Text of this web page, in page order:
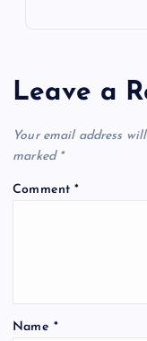
Leave a
Your email address
marked *
Comment*
Name *